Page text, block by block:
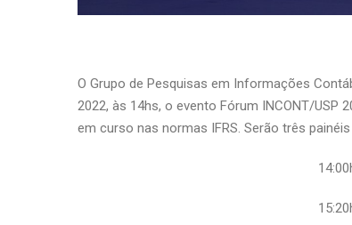
O Grupo de Pesquisas em Informações
2022, às 14hs, o evento Fórum INCONT/USP
em curso nas normas IFRS. Serão três